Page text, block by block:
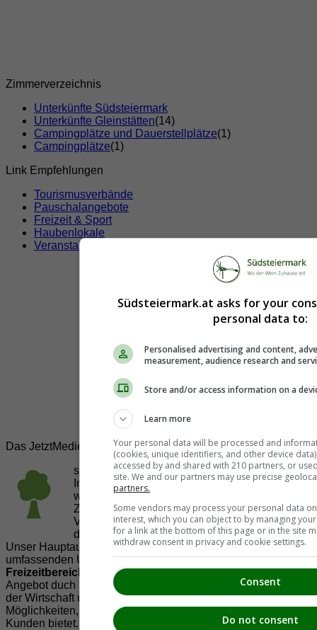
Zimmerverzeichnis
Unterkünfte Südsteiermark
Unterkünfte Gleinstätten(14)
Campingplätze und Dauerstellplätze(1)
Campingplätze(1)
Link Empfehlungen
Tourismusverbände
Pauschalangebote
Freizeit & Sport
Haubenlokale
Veranstaltungen
Das JetztMedien.com Medien Netzwerk
suedsteiermark.at ist eine von vielen
Internetadressen der JetztMedien.com Medien,
welche es sich zur Aufgabe gemacht hat, in
Zusammenarbeit mit regionalen Firmen,
Vereinen und Institutionen dieVielfälltigkeit
der Region Südsteiermark zu präsentieren.
Unser Hauptaugenmerk liegt dabei, der Bevölkerung einen
umfassenden Überblick der Möglichkeiten im
Freizeitbereich
zu vermittelt. Abgerundet wird dieses
Angebot duch Informationen zur regionalen
Gastronomie
der Wirtschaft und der Präsentation der zahlreichen
Möglichkeiten, welche dieregionale Wirtschaftihren
Kunden bietet.
Südsteiermark.at asks for your
personal data to:
Personalised advertising and content,
measurement, audience research and
Store and/or access information on a
Learn more
Your personal data will be processed and
(cookies, unique identifiers, and other device
accessed by and shared with 210 partners, or
site. We and our partners may use precise
partners.
Some vendors may process your personal data
interest, which you can object to by managing
for a link at the bottom of this page or in the site
withdraw consent in privacy and cookie settings.
Consent
Do not consent